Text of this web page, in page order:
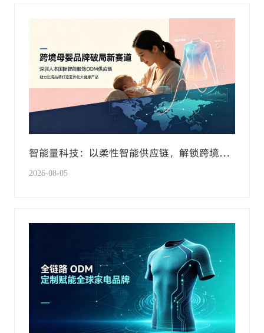
智能量科技：以柔性智能供应链，解锁跨境母
婴大健康新赛道
2026-08-05